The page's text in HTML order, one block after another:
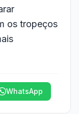
os tropeços
WhatsApp